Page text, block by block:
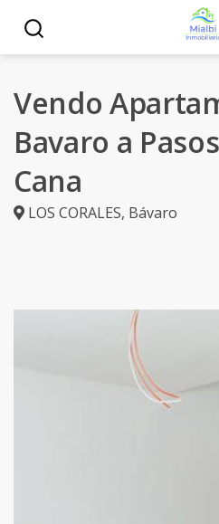
Vendo
Bavaro a
Cana
LOS CORALES, Bávaro